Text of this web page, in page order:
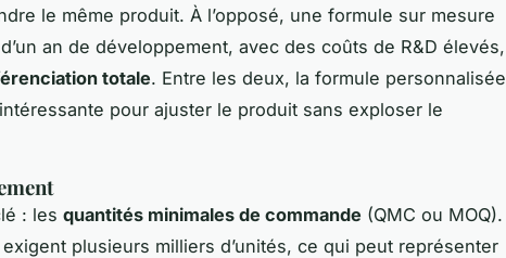
le même produit. À l’opposé, une formule sur mesure
an de développement, avec des coûts de R&D élevés,
totale. Entre les deux, la formule personnalisée
pour ajuster le produit sans exploser le
: les quantités minimales de commande (QMC ou MOQ).
plusieurs milliers d’unités, ce qui peut représenter